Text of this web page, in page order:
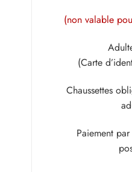
(non valable
(Carte
Chaussettes
Paiement